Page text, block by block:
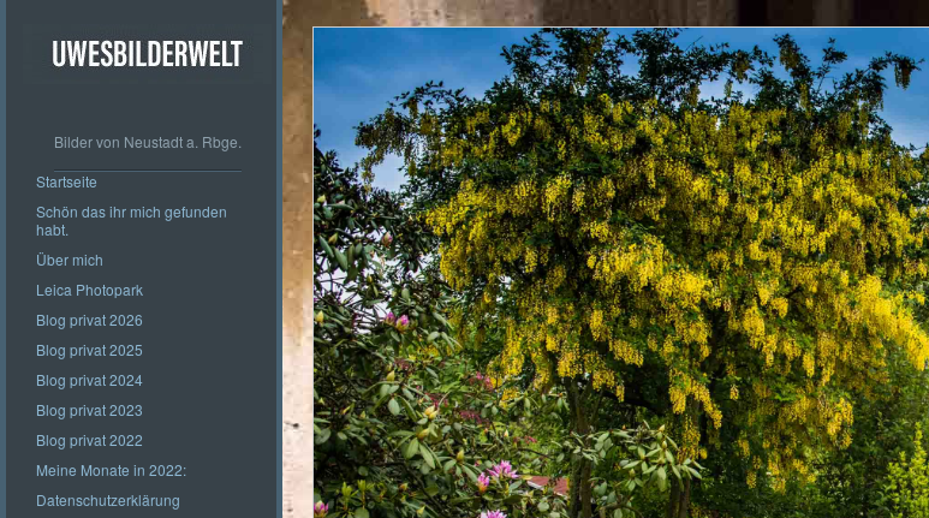
Bilder von Neustadt a. Rbge.
Startseite
Schön das ihr mich gefunden
habt.
Über mich
Leica Photopark
Blog privat 2026
Blog privat 2025
Blog privat 2024
Blog privat 2023
Blog privat 2022
Meine Monate in 2022:
Datenschutzerklärung